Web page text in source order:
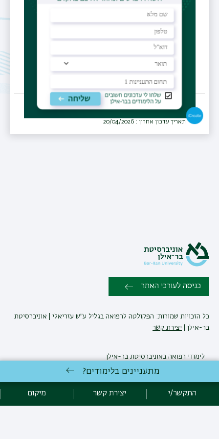
מחלקה
משפחה
תאריך עדכון אחרון : 20/04/2026
כניסה לעורכי האתר
כל הזכויות שמורות: הפקולטה לרפואה בגליל ע״ש עזריאלי | אוניברסיטת
בר-אילן | יצירת קשר
לימודי רפואהבאוניברסיטת בר-אילן
אגף תקשוב, אוניברסיטת בר-אילן
אקדימה בר-אילן
מתעניינים בלימודים?
התקשר/י יצירת קשר מיקום